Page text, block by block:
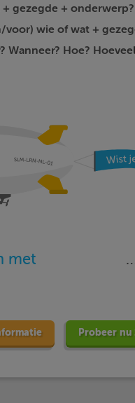
gezegde + onderwerp?
voor) wie of wat +
Wanneer? Hoe?
met
Probeer